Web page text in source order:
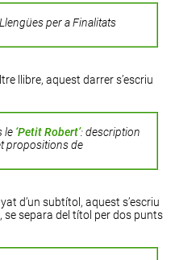
per a Finalitats
llibre, aquest darrer s’escriu
le ‘Petit Robert’: description
propositions de
d’un subtítol, aquest s’escriu
separa del títol per dos punts